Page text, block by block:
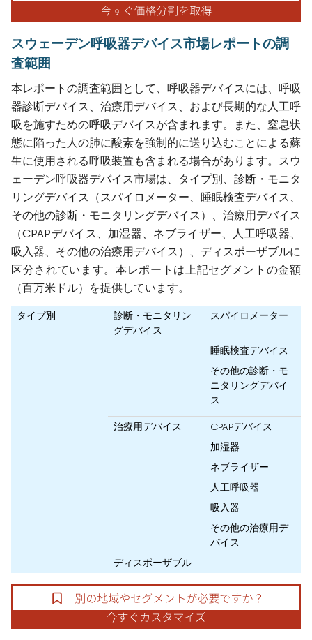
スウェーデン呼吸器デバイス市場レポートの調
査範囲
本レポートの調査範囲として、呼吸器デバイスには、呼吸
器診断デバイス、治療用デバイス、および長期的な人工呼
吸を施すための呼吸デバイスが含まれます。また、窒息状
態に陥った人の肺に酸素を強制的に送り込むことによる蘇
生に使用される呼吸装置も含まれる場合があります。スウ
ェーデン呼吸器デバイス市場は、タイプ別、診断・モニタ
リングデバイス（スパイロメーター、睡眠検査デバイス、
その他の診断・モニタリングデバイス）、治療用デバイス
（CPAPデバイス、加湿器、ネブライザー、人工呼吸器、
吸入器、その他の治療用デバイス）、ディスポーザブルに
区分されています。本レポートは上記セグメントの金額
（百万米ドル）を提供しています。
タイプ別
診断・モニタリン
グデバイス
スパイロメーター
睡眠検査デバイス
その他の診断・モ
ニタリングデバイ
ス
治療用デバイス
CPAPデバイス
加湿器
ネブライザー
人工呼吸器
吸入器
その他の治療用デ
バイス
ディスポーザブル